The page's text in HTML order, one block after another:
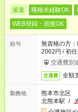
派遣 職種未経験OK
WEB登録・面接OK
給与
無資格の方
2062円 / 初
交通費別
交通費 全額
勤務地
熊本市北区
北熊本駅 /